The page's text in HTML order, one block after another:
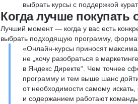
выбрать курсы с поддержкой
Когда лучше покупать
Лучший момент — когда у вас есть
выбрать подходящую программу,
«Онлайн-курсы приносят
не „хочу разобраться в
в Яндекс Директе“. Чем точнее
программу и тем выше шанс
от необходимости самому
и содержанием работают команды